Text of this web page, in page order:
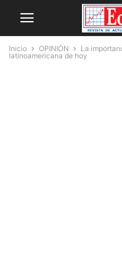
Inicio OPINIÓN
La
latinoamericana de hoy